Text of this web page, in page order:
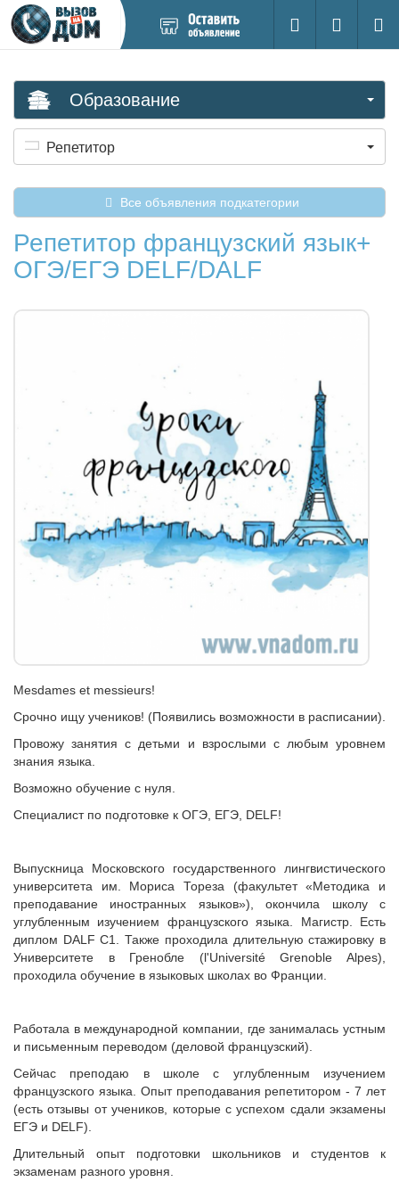
новое
Поиск
Вход на
Образование
Репетитор
Все объявления подкатегории
Репетитор французский язык+
ОГЭ/ЕГЭ DELF/DALF
Мesdames et messieurs!
Срочно ищу учеников! (Появились возможности в расписании).
Провожу занятия с детьми и взрослыми с любым уровнем
знания языка.
Возможно обучениe с нуля.
Специалист по подготовке к ОГЭ, ЕГЭ, DELF!
Выпускница Московского государственного лингвистического
университета им. Мориса Тореза (факультет «Методика и
преподавание иностранных языков»), окончила школу с
углубленным изучением французского языка. Магистр. Есть
диплом DАLF C1. Также проходила длительную стажировку в
Университете в Гренобле (l'Université Grenoble Alpes),
проходила обучение в языковых школах во Франции.
Работала в международной компании, где занималась устным
и письменным переводом (деловой французский).
Сейчас преподаю в школе с углубленным изучением
французского языка. Опыт преподавания репетитором - 7 лет
(есть отзывы от учеников, которые с успехом сдали экзамены
ЕГЭ и DELF).
Длительный опыт подготовки школьников и студентов к
экзаменам разного уровня.